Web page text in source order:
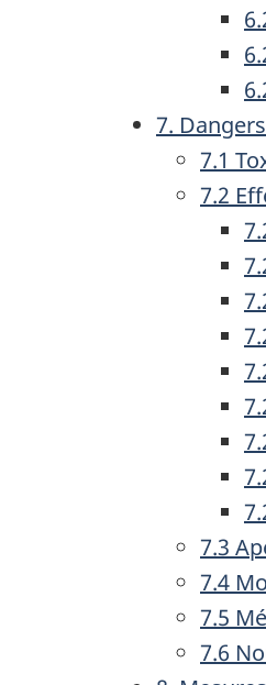
7.
7.1
7.2
7.3
7.4
7.5
7.6